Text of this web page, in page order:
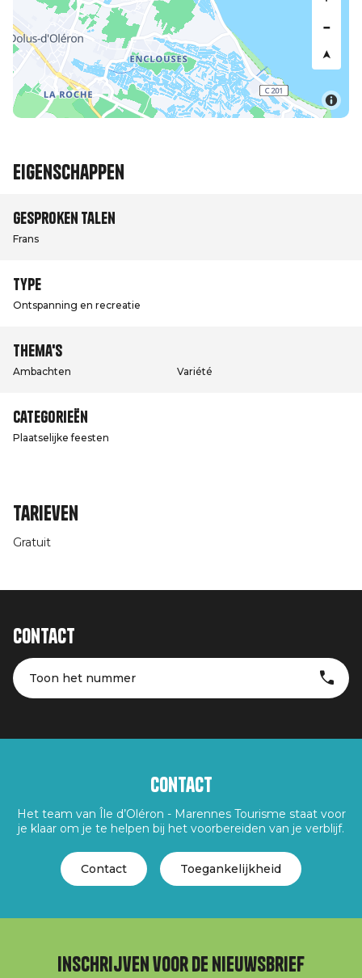
Eigenschappen
Gesproken talen
Frans
Type
Ontspanning en recreatie
Thema's
Ambachten Variété
Categorieën
Plaatselijke feesten
Tarieven
Gratuit
Contact
Toon het nummer
Contact
Het team van Île d’Oléron - Marennes Tourisme staat voor
je klaar om je te helpen bij het voorbereiden van je verblijf.
Contact Toegankelijkheid
Inschrijven voor de nieuwsbrief